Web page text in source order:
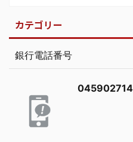
カテゴリー
銀行電話番号